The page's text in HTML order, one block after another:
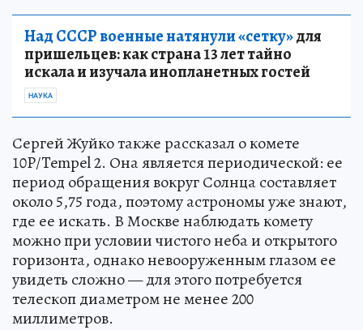
Над СССР военные натянули «сетку»для
пришельцев: как страна 13 лет тайно
искала и изучала инопланетных гостей
НАУКА
Сергей Жуйко также рассказал о комете
10P/Tempel 2. Она является периодической: ее
период обращения вокруг Солнца составляет
около 5,75 года, поэтому астрономы уже знают,
где ее искать. В Москве наблюдать комету
можно при условии чистого неба и открытого
горизонта, однако невооруженным глазом ее
увидеть сложно — для этого потребуется
телескоп диаметром не менее 200
миллиметров.